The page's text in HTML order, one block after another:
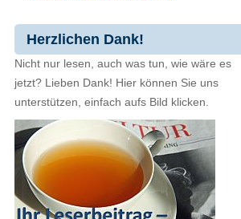
Herzlichen Dank!
Nicht nur lesen, auch was tun, wie wäre es
jetzt? Lieben Dank! Hier können Sie uns
unterstützen, einfach aufs Bild klicken.